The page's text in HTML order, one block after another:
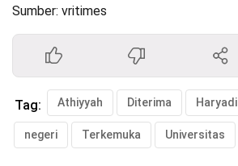
Sumber: vritimes
Tag: Athiyyah Diterima Haryadi
negeri Terkemuka Universitas